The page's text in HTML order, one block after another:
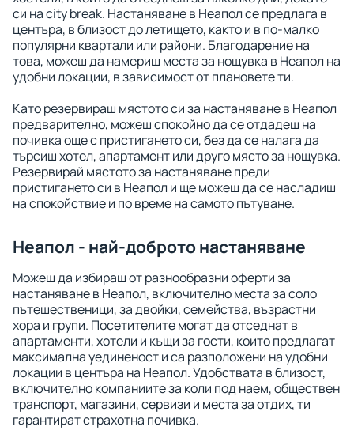
си на city break. Настаняване в Неапол се предлага в
центъра, в близост до летището, както и в по-малко
популярни квартали или райони. Благодарение на
това, можеш да намериш места за нощувка в Неапол на
удобни локации, в зависимост от плановете ти.
Като резервираш мястото си за настаняване в Неапол
предварително, можеш спокойно да се отдадеш на
почивка още с пристигането си, без да се налага да
търсиш хотел, апартамент или друго място за нощувка.
Резервирай мястото за настаняване преди
пристигането си в Неапол и ще можеш да се насладиш
на спокойствие и по време на самото пътуване.
Неапол - най-доброто настаняване
Можеш да избираш от разнообразни оферти за
настаняване в Неапол, включително места за соло
пътешественици, за двойки, семейства, възрастни
хора и групи. Посетителите могат да отседнат в
апартаменти, хотели и къщи за гости, които предлагат
максимална уединеност и са разположени на удобни
локации в центъра на Неапол. Удобствата в близост,
включително компаниите за коли под наем, обществен
транспорт, магазини, сервизи и места за отдих, ти
гарантират страхотна почивка.